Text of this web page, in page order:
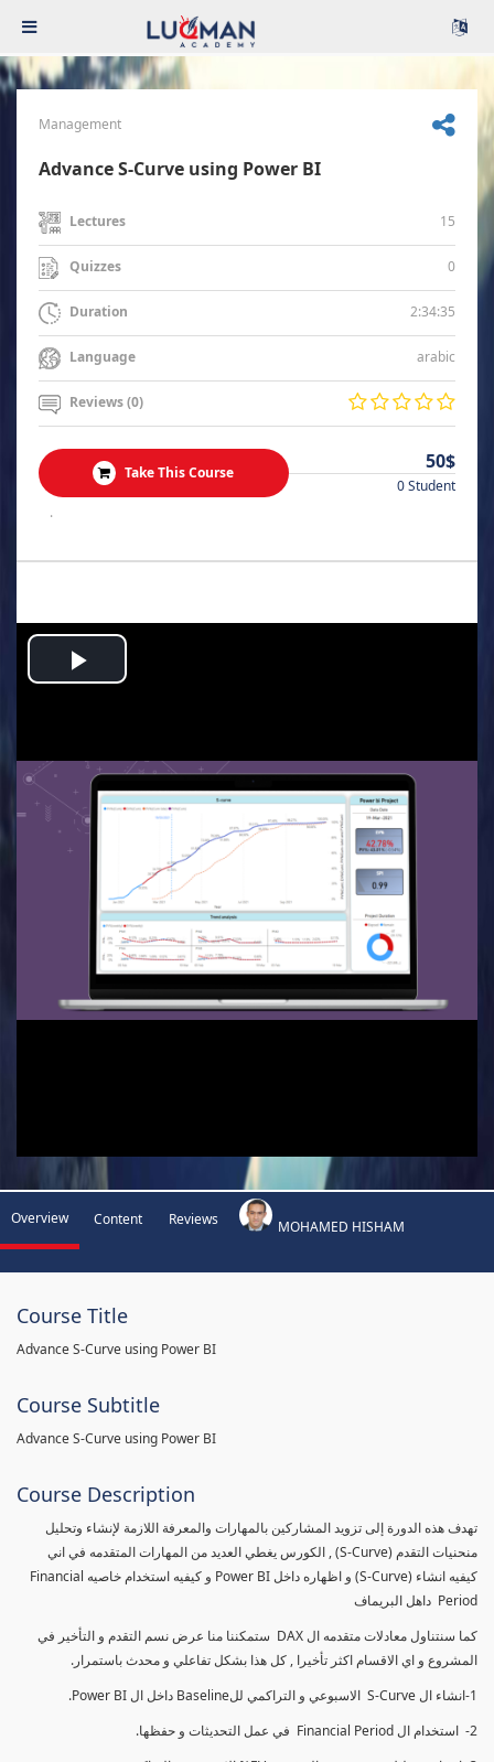
Management
Advance S-Curve using Power BI
Lectures 15
Quizzes 0
Duration 2:34:35
Language arabic
Reviews (0)
Take This Course 50$
0 Student
.
Play
Overview Content Reviews MOHAMED HISHAM
Course Title
Advance S-Curve using Power BI
Course Subtitle
Advance S-Curve using Power BI
Course Description
تهدف هذه الدورة إلى تزويد المشاركين بالمهارات والمعرفة اللازمة لإنشاء وتحليل
منحنيات التقدم (S-Curve) , الكورس يغطي العديد من المهارات المتقدمه في اني
كيفيه انشاء (S-Curve) و اظهاره داخل Power BI و كيفيه استخدام خاصيه Financial
Period داهل البريماف
كما سنتناول معادلات متقدمه ال DAX ستمكننا منا عرض نسم التقدم و التأخير في
المشروع و اي الاقسام اكثر تأخيرا , كل هذا بشكل تفاعلي و محدث باستمرار.
1-انشاء ال S-Curve الاسبوعي و التراكمي للBaseline داخل ال Power BI.
2- استخدام ال Financial Period في عمل التحديثات و حفظها.